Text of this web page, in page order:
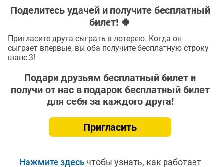
Поделитесь удачей и получите бесплатный
билет! 🍀
Пригласите друга сыграть в лотерею. Когда он
сыграет впервые, вы оба получите бесплатную строку
шанс 3!
Подари друзьям бесплатный билет и
получи от нас в подарок бесплатный билет
для себя за каждого друга!
Пригласить
Нажмите здесь чтобы узнать, как работает